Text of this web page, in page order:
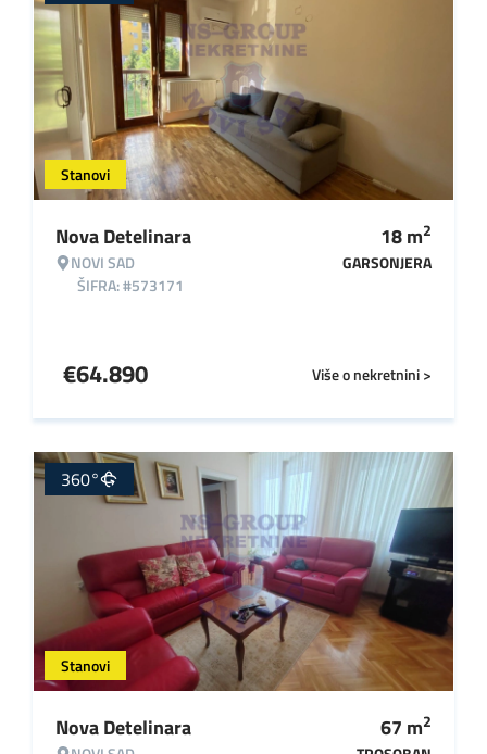
Stanovi
Nova Detelinara
NOVI SAD
ŠIFRA: #573171
18m2
GARSONJERA
Više o nekretnini >
€64.890
Stanovi
360°
Nova Detelinara 67 m2